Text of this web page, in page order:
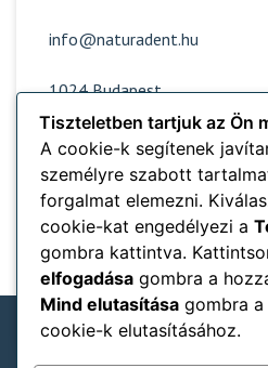
info@naturadent.hu
1024 Budapest,
Lövőház utca 39.
Nyitvatartás
Népszerű oldalak
Információk
Tiszteletben tartjuk az Ön
A cookie-k segítenek
személyre szabott
forgalmat elemezni.
cookie-kat engedélyezi a
gombra kattintva.
elfogadása gombra a
Mind elutasítása gombra
cookie-k elutasításához.